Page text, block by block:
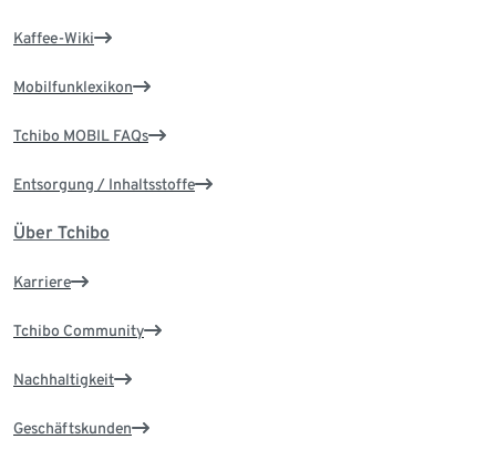
Kaffee-Wiki
Mobilfunklexikon
Tchibo MOBIL FAQs
Entsorgung / Inhaltsstoffe
Über Tchibo
Karriere
Tchibo Community
Nachhaltigkeit
Geschäftskunden